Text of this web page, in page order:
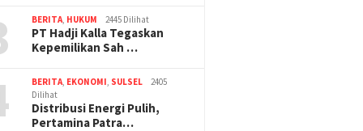
BERITA, HUKUM 2445 Dilihat
PT Hadji Kalla Tegaskan
Kepemilikan Sah …
BERITA, EKONOMI, SULSEL
2405
Dilihat
Distribusi Energi Pulih,
Pertamina Patra…